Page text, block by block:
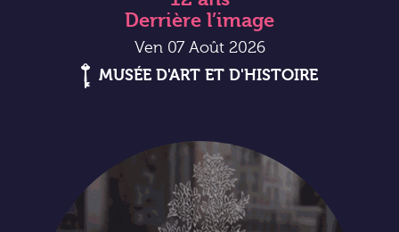
Derrière l’image
Ven 07 Août 2026
MUSÉE D'ART ET D'HISTOIRE